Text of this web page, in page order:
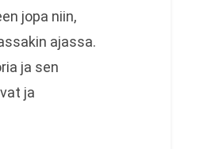
jopa niin,
ajassa.
ja sen
ja